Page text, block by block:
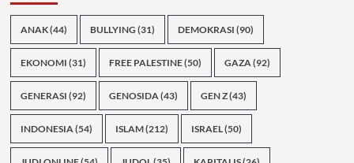
ANAK(44) BULLYING (31) DEMOKRASI (90)
EKONOMI (31) FREE PALESTINE(50) GAZA(92)
GENERASI (92) GENOSIDA(43) GEN Z(43)
INDONESIA(54) ISLAM(212) ISRAEL(50)